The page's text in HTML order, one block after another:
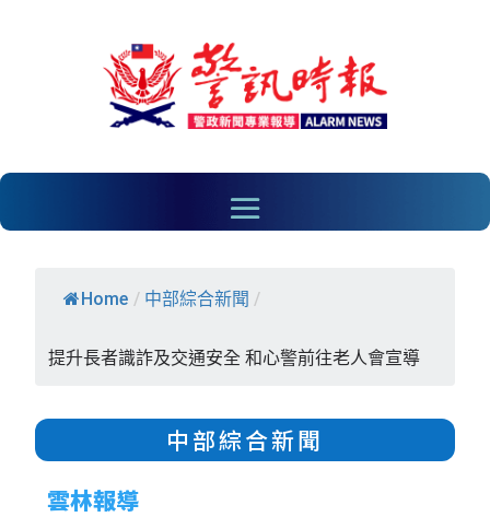
Home / 中部綜合新聞 /
提升長者識詐及交通安全 和心警前往老人會宣導
中部綜合新聞
雲林報導